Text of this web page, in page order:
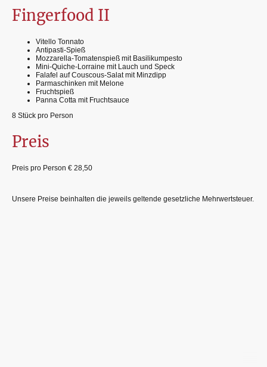
Fingerfood II
Vitello Tonnato
Antipasti-Spieß
Mozzarella-Tomatenspieß mit Basilikumpesto
Mini-Quiche-Lorraine mit Lauch und Speck
Falafel auf Couscous-Salat mit Minzdipp
Parmaschinken mit Melone
Fruchtspieß
Panna Cotta mit Fruchtsauce
8 Stück pro Person
Preis
Preis pro Person € 28,50
Unsere Preise beinhalten die jeweils geltende gesetzliche Mehrwertsteuer.